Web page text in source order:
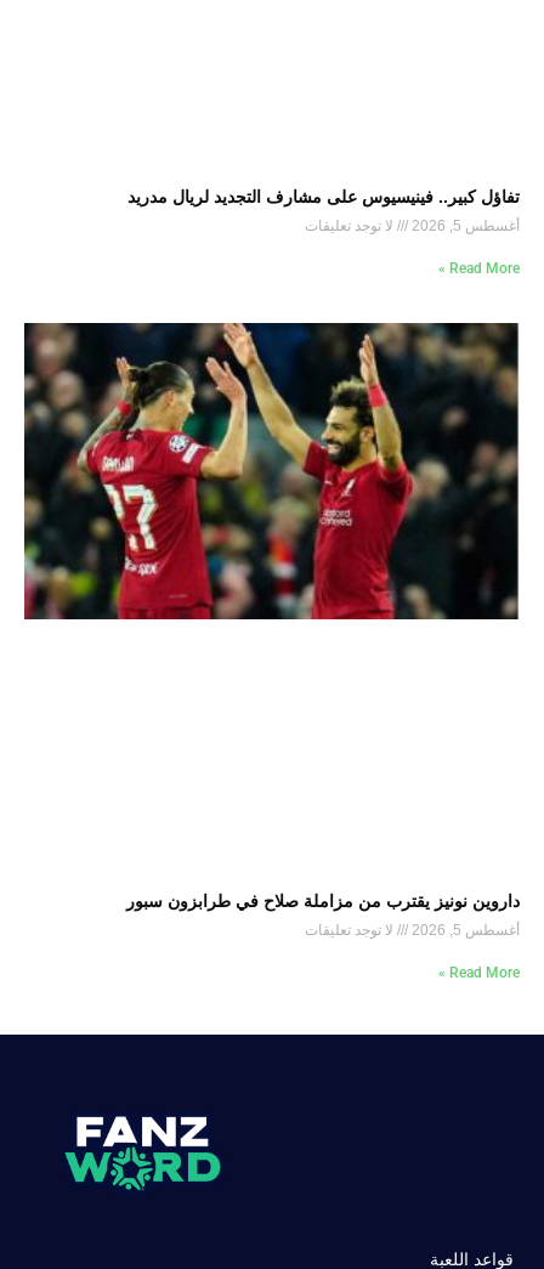
تفاؤل كبير.. فينيسيوس على مشارف التجديد لريال مدريد
أغسطس 5, 2026 لا توجد تعليقات
Read More »
داروين نونيز يقترب من مزاملة صلاح في طرابزون سبور
أغسطس 5, 2026 لا توجد تعليقات
Read More »
قواعد اللعبة